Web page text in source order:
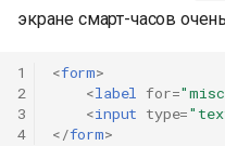
экране смарт-часов
1
2
3
4
<form>
<label for=
<input type=
</form>